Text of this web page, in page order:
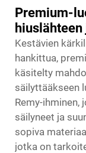
Premium-
Kestävien
hankittua,
käsitelty
säilyttääkseen
Remy-ihminen,
säilyneet ja
sopiva
jotka on